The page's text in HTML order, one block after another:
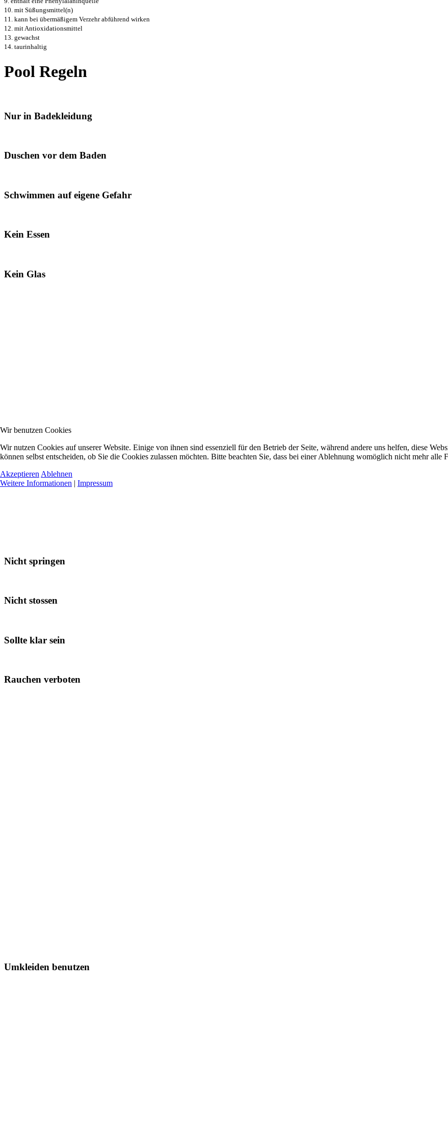
10. mit Süßungsmittel(n)
11. kann bei übermäßigem Verzehr abführend wirken
12. mit Antioxidationsmittel
13. gewachst
14. taurinhaltig
Pool Regeln
Nur in Badekleidung
Duschen vor dem Baden
Schwimmen auf eigene Gefahr
Kein Essen
Kein Glas
Nicht springen
Nicht stossen
Sollte klar sein
Rauchen verboten
Umkleiden benutzen
Wir benutzen Cookies
Wir nutzen Cookies auf unserer Website. Einige von ihnen sind essenziell für den Betrieb der Seite, während andere uns helfen, diese
können selbst entscheiden, ob Sie die Cookies zulassen möchten. Bitte beachten Sie, dass bei einer Ablehnung womöglich nicht mehr alle
Akzeptieren Ablehnen
Weitere Informationen | Impressum